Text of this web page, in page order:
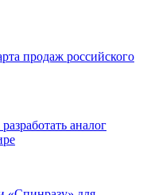
продаж российского
аналог